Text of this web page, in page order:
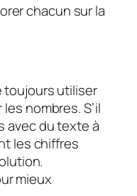
chacun sur la
toujours utiliser
nombres. S’il
avec du texte à
les chiffres
mieux